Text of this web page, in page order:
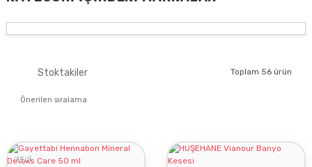
ATÖLYE FERİDE
Stoktakiler Toplam 56 ürün
YENİ